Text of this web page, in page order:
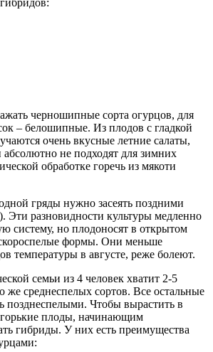
черношипные сорта огурцов, для
– белошипные. Из плодов с гладкой
очень вкусные летние салаты,
не подходят для зимних
обработке горечь из мякоти
гряды нужно засеять поздними
Эти разновидности культуры медленно
систему, но плодоносят в открытом
формы. Они меньше
температуры в августе, реже болеют.
семьи из 4 человек хватит 2-5
же среднеспелых сортов. Все остальные
Чтобы вырастить в
плоды, начинающим
гибриды. У них есть преимущества